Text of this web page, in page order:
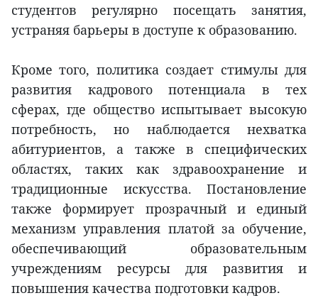
студентов регулярно посещать занятия,
устраняя барьеры в доступе к образованию.
Кроме того, политика создает стимулы для
развития кадрового потенциала в тех
сферах, где общество испытывает высокую
потребность, но наблюдается нехватка
абитуриентов, а также в специфических
областях, таких как здравоохранение и
традиционные искусства. Постановление
также формирует прозрачный и единый
механизм управления платой за обучение,
обеспечивающий образовательным
учреждениям ресурсы для развития и
повышения качества подготовки кадров.